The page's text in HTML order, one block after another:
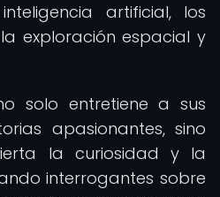
artificial, los
exploración espacial y
solo entretiene a sus
apasionantes, sino
la curiosidad y la
interrogantes sobre